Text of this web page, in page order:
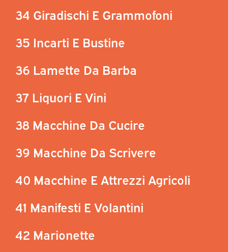
34 Giradischi E Grammofoni
35 Incarti E Bustine
36 Lamette Da Barba
37 Liquori E Vini
38 Macchine Da Cucire
39 Macchine Da Scrivere
40 Macchine E Attrezzi Agricoli
41 Manifesti E Volantini
42 Marionette